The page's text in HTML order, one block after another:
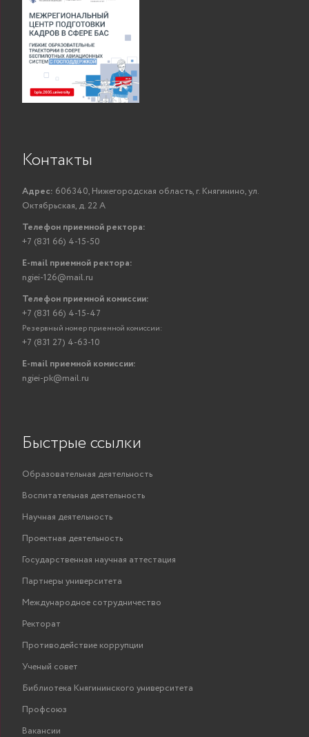
Контакты
Адрес: 606340, Нижегородская область, г. Княгинино, ул.
Октябрьская, д. 22 А
Телефон приемной ректора:
+7 (831 66) 4-15-50
E-mail приемной ректора:
ngiei-126@mail.ru
Телефон приемной комиссии:
+7 (831 66) 4-15-47
Резервный номер приемной комиссии:
+7 (831 27) 4-63-10
E-mail приемной комиссии:
ngiei-pk@mail.ru
Быстрые ссылки
Образовательная деятельность
Воспитательная деятельность
Научная деятельность
Проектная деятельность
Государственная научная аттестация
Партнеры университета
Международное сотрудничество
Ректорат
Противодействие коррупции
Ученый совет
Библиотека Княгининского университета
Профсоюз
Вакансии